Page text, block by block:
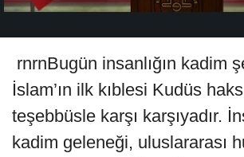
rnrnBugün insanlığın kadim
İslam’ın ilk kıblesi Kudüs
teşebbüsle karşı karşıyadır.
kadim geleneği, uluslararası